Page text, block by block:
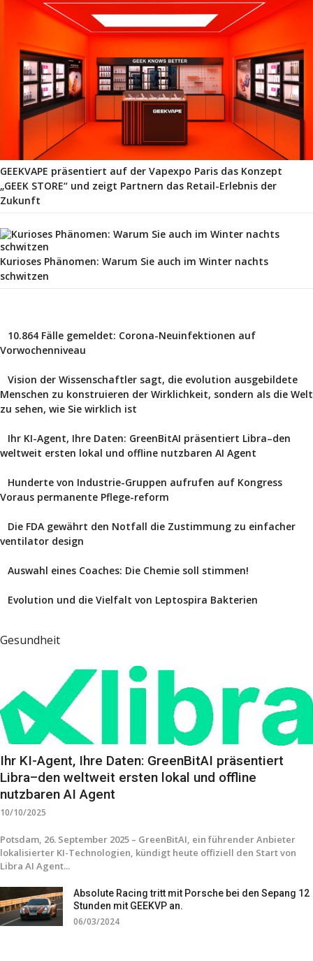
GEEKVAPE präsentiert auf der Vapexpo Paris das Konzept
„GEEK STORE“ und zeigt Partnern das Retail-Erlebnis der
Zukunft
Kurioses Phänomen: Warum Sie auch im Winter nachts
schwitzen
10.864 Fälle gemeldet: Corona-Neuinfektionen auf
Vorwochenniveau
Vision der Wissenschaftler sagt, die evolution ausgebildete
Menschen zu konstruieren der Wirklichkeit, sondern als die Welt
zu sehen, wie Sie wirklich ist
Ihr KI-Agent, Ihre Daten: GreenBitAI präsentiert Libra–den
weltweit ersten lokal und offline nutzbaren AI Agent
Hunderte von Industrie-Gruppen aufrufen auf Kongress
Voraus permanente Pflege-reform
Die FDA gewährt den Notfall die Zustimmung zu einfacher
ventilator design
Auswahl eines Coaches: Die Chemie soll stimmen!
Evolution und die Vielfalt von Leptospira Bakterien
Gesundheit
Ihr KI-Agent, Ihre Daten: GreenBitAI präsentiert
Libra–den weltweit ersten lokal und offline
nutzbaren AI Agent
10/10/2025
Potsdam, 26. September 2025 – GreenBitAI, ein führender Anbieter
lokalisierter KI-Technologien, kündigt heute offiziell den Start von
Libra AI Agent...
Absolute Racing tritt mit Porsche bei den Sepang 12
Stunden mit GEEKVP an.
06/03/2024